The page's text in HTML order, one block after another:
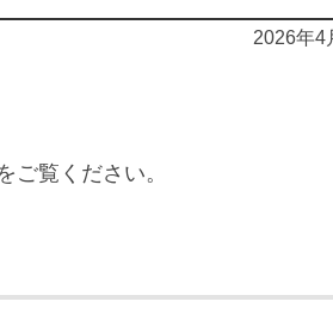
2026年4
ご覧ください。